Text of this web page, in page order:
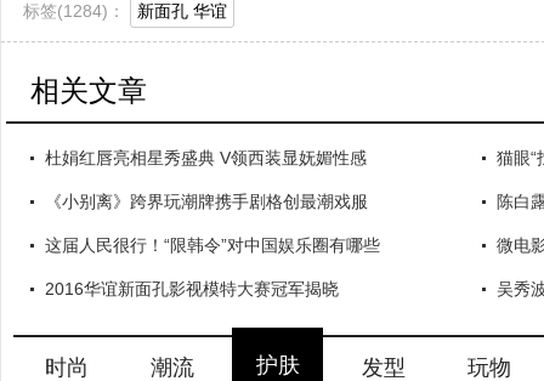
标签(1284)： 新面孔 华谊
相关文章
杜娟红唇亮相星秀盛典 V领西装显妩媚性感 猫眼“
《小别离》跨界玩潮牌携手剧格创最潮戏服 陈白
这届人民很行！“限韩令”对中国娱乐圈有哪些 微电
2016华谊新面孔影视模特大赛冠军揭晓 吴秀
时尚 潮流 护肤 发型 玩物